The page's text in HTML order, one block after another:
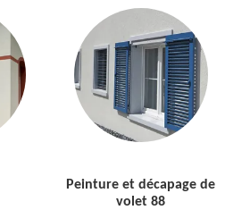
Peinture et décapage de
volet 88